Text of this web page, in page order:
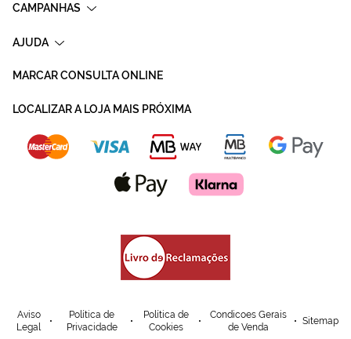
CAMPANHAS
AJUDA
MARCAR CONSULTA ONLINE
LOCALIZAR A LOJA MAIS PRÓXIMA
Aviso
Legal
Política de
Privacidade
Política de
Cookies
Condicoes Gerais
de Venda
Sitemap